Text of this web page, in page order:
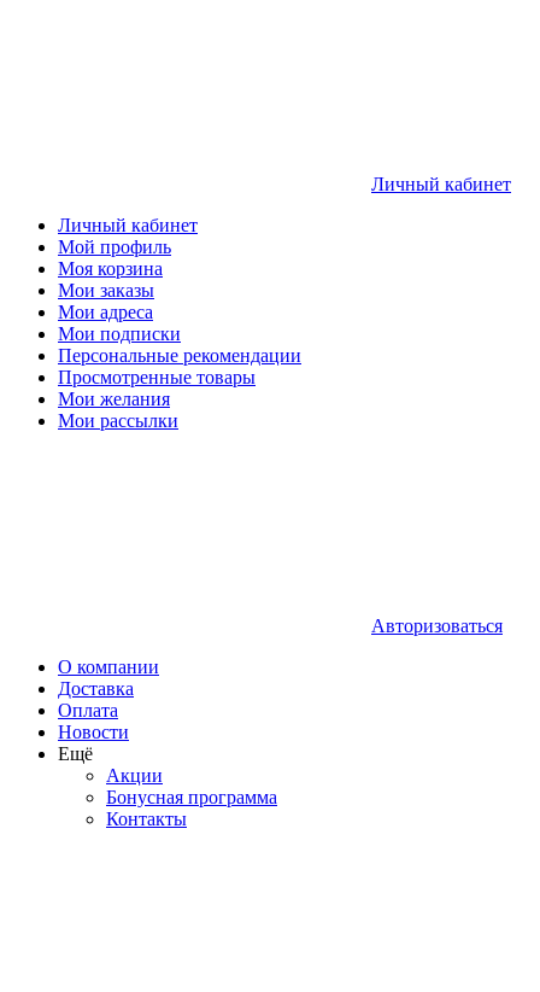
Личный кабинет
Личный кабинет
Мой профиль
Моя корзина
Мои заказы
Мои адреса
Мои подписки
Персональные рекомендации
Просмотренные товары
Мои желания
Мои рассылки
Авторизоваться
О компании
Доставка
Оплата
Новости
Ещё
Акции
Бонусная программа
Контакты